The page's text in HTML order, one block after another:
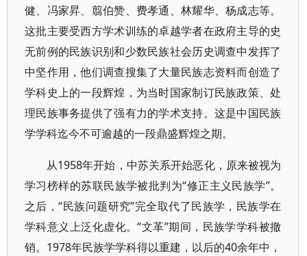
健、冯家昇、翦伯赞、费孝通、林耀华、杨成志等。
这批主要受西方学术训练的卓越学者在政府主导的史
无前例的民族识别和少数民族社会历史调查中发挥了
中坚作用，他们调查搜集了大量民族志资料而创造了
学科史上的一段辉煌，为当时国家制订民族政策、处
理民族事务提供了强有力的学术支持。这是中国民族
学学科迄今不可逾越的一段鼎盛辉煌之期。
从1958年开始，中苏关系开始恶化，原来被视为
学习榜样的苏联民族学被批判为“修正主义民族学”。
之后，“民族问题研究”完全取代了民族学，民族学在
学科意义上泛化虚化。“文革”期间，民族学学科被撤
销。1978年民族学学科得以重建，以后的40余年中，